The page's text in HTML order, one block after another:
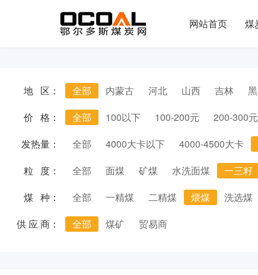
网站首页 煤
地 区： 全部 内蒙古 河北 山西 吉林
价 格：
全部 100以下 100-200元 200-300元
发热量：
全部 4000大卡以下 4000-4500大卡
粒 度：
全部 面煤 矿煤 水洗面煤 一三籽
煤 种：
全部 一精煤 二精煤 煨煤 洗选煤
供 应 商：
全部 煤矿 贸易商